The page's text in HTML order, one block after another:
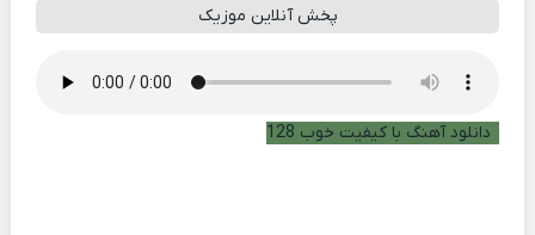
پخش آنلاین موزیک
دانلود آهنگ با کیفیت خوب 128